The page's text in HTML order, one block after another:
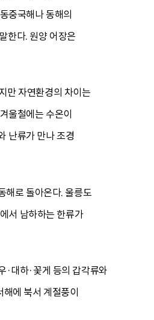
중국해나 동해의
한다. 원양 어장은
만 자연환경의 차이는
울철에는 수온이
난류가 만나 조경
해로 돌아온다. 울릉도
서 남하하는 한류가
·대하·꽃게 등의 갑각류와
에 북서 계절풍이